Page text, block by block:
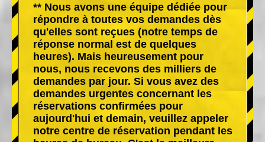
** Nous avons une équipe dédiée pour
répondre à toutes vos demandes dès
qu'elles sont reçues (notre temps de
réponse normal est de quelques
heures). Mais heureusement pour
nous, nous recevons des milliers de
demandes par jour. Si vous avez des
demandes urgentes concernant les
réservations confirmées pour
aujourd'hui et demain, veuillez appeler
notre centre de réservation pendant les